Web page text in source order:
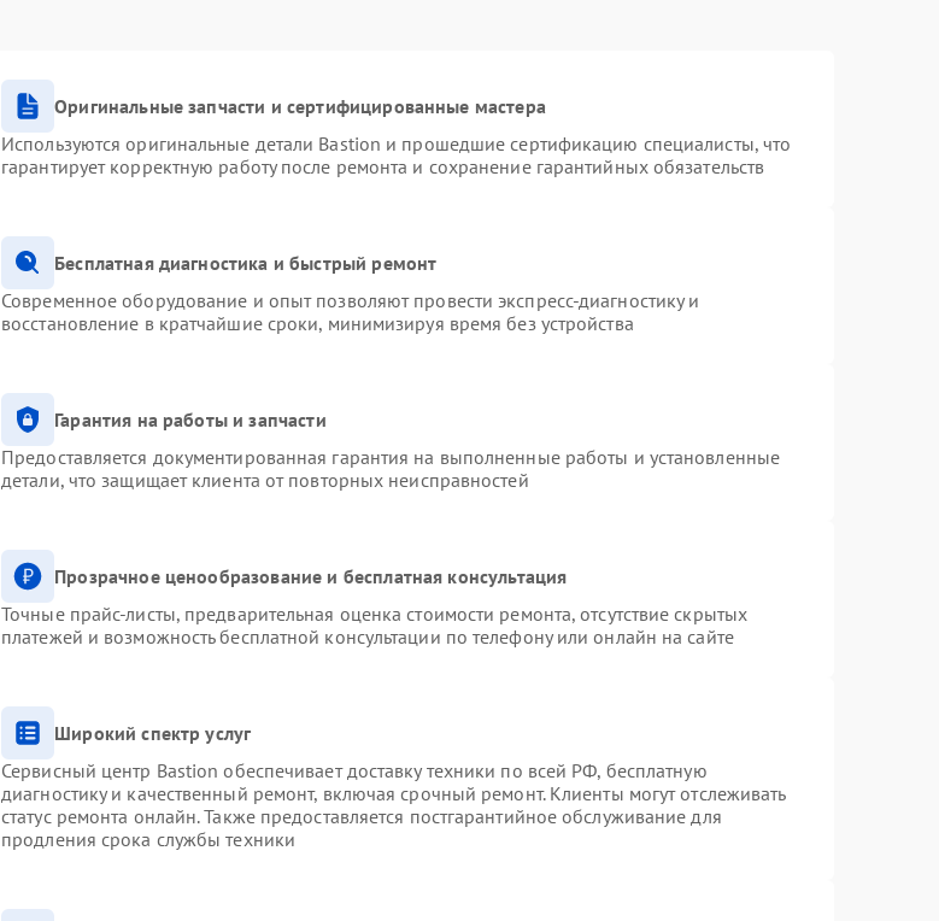
Оригинальные запчасти и сертифицированные мастера
Используются оригинальные детали Bastion и прошедшие сертификацию специалисты, что
гарантирует корректную работу после ремонта и сохранение гарантийных обязательств
Бесплатная диагностика и быстрый ремонт
Современное оборудование и опыт позволяют провести экспресс-диагностику и
восстановление в кратчайшие сроки, минимизируя время без устройства
Гарантия на работы и запчасти
Предоставляется документированная гарантия на выполненные работы и установленные
детали, что защищает клиента от повторных неисправностей
Прозрачное ценообразование и бесплатная консультация
Точные прайс-листы, предварительная оценка стоимости ремонта, отсутствие скрытых
платежей и возможность бесплатной консультации по телефону или онлайн на сайте
Широкий спектр услуг
Сервисный центр Bastion обеспечивает доставку техники по всей РФ, бесплатную
диагностику и качественный ремонт, включая срочный ремонт. Клиенты могут отслеживать
статус ремонта онлайн. Также предоставляется постгарантийное обслуживание для
продления срока службы техники